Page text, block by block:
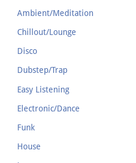
Ambient/Meditation
Chillout/Lounge
Disco
Dubstep/Trap
Easy Listening
Electronic/Dance
Funk
House